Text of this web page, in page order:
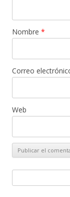
Nombre *
Correo
Web
u